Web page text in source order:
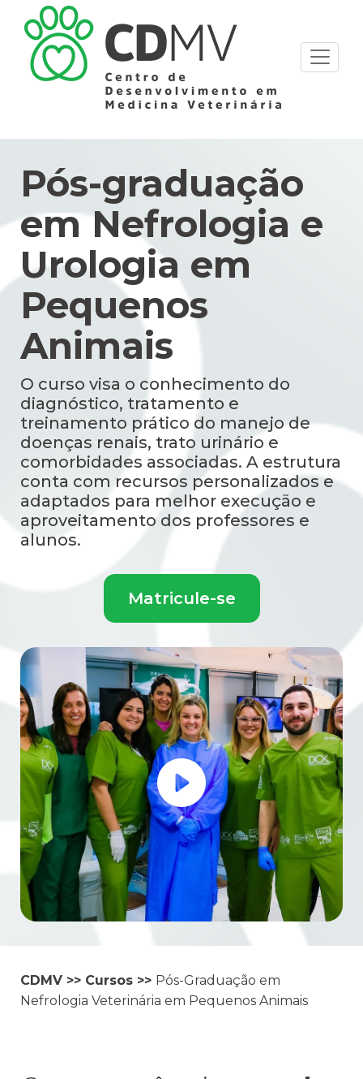
Pós-graduação
em Nefrologia e
Urologia em
Pequenos
Animais
O curso visa o conhecimento do
diagnóstico, tratamento e
treinamento prático do manejo de
doenças renais, trato urinário e
comorbidades associadas. A estrutura
conta com recursos personalizados e
adaptados para melhor execução e
aproveitamento dos professores e
alunos.
Matricule-se
CDMV >> Cursos >> Pós-Graduação em
Nefrologia Veterinária em Pequenos Animais